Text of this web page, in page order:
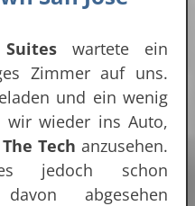
wartete ein
Zimmer auf uns.
und ein wenig
wir wieder ins Auto,
The Tech anzusehen.
jedoch schon
abgesehen